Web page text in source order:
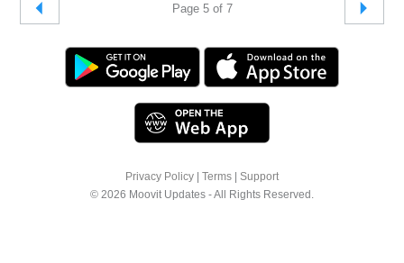
Page 5 of 7
Privacy Policy Terms
Support
© 2026 Moovit Updates - All Rights Reserved.